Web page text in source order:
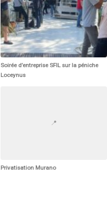
Soirée d’entreprise SFIL sur la péniche
Loceynus
📍
Privatisation Murano